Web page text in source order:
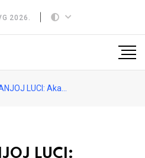
2026.
poseban način Dodiku čestitao Dan državnosti BiH
LUCI: